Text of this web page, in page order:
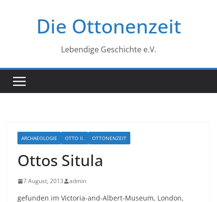
Die Ottonenzeit
Lebendige Geschichte e.V.
ARCHAEOLOGIE OTTO II. OTTONENZEIT
Ottos Situla
7 August, 2013 admin
gefunden im Victoria-and-Albert-Museum, London,